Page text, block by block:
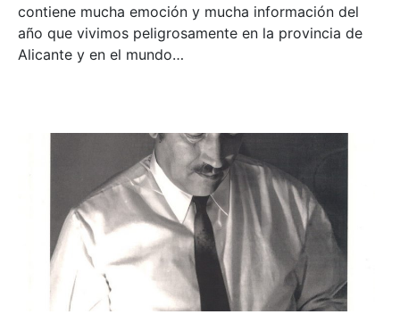
contiene mucha emoción y mucha información del
año que vivimos peligrosamente en la provincia de
Alicante y en el mundo…